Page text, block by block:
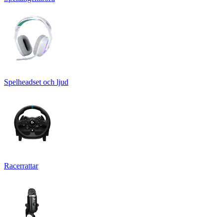
Spelheadset och ljud
Racerrattar